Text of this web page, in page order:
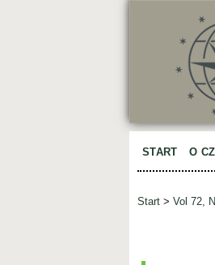
START O
Start > Vol 72,